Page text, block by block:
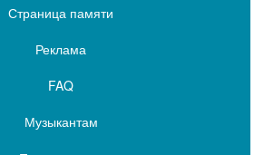
Страница памяти
Реклама
FAQ
Музыкантам